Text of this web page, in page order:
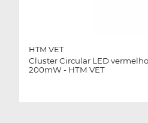
HTM VET
Cluster Circular LED
200mW - HTM VET